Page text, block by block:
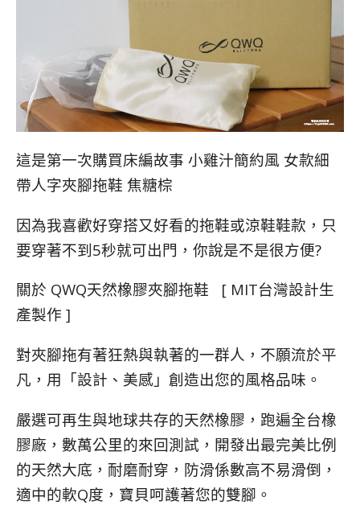
這是第一次購買床編故事 小雞汁簡約風 女款細
帶人字夾腳拖鞋 焦糖棕
因為我喜歡好穿搭又好看的拖鞋或涼鞋鞋款，只
要穿著不到5秒就可出門，你說是不是很方便?
關於 QWQ天然橡膠夾腳拖鞋 [ MIT台灣設計生
產製作 ]
對夾腳拖有著狂熱與執著的一群人，不願流於平
凡，用「設計、美感」創造出您的風格品味。
嚴選可再生與地球共存的天然橡膠，跑遍全台橡
膠廠，數萬公里的來回測試，開發出最完美比例
的天然大底，耐磨耐穿，防滑係數高不易滑倒，
適中的軟Q度，寶貝呵護著您的雙腳。